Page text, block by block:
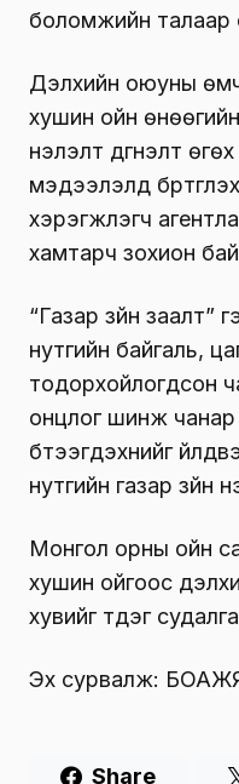
боломжийн талаар
Дэлхийн оюуны
хушин ойн
үнэлэлт дүгнэлт
мэдээлэлд
хэрэгжүүлэгч
хамтарч зохион
“Газар зүйн заалт”
нутгийн байгаль,
тодорхойлогдсон
онцлог шинж чанар
бүтээгдэхүүнийг
нутгийн газар зүйн
Монгол орны ойн
хушин ойгоос
хувийг түүдэг
Эх сурвалж:
Share